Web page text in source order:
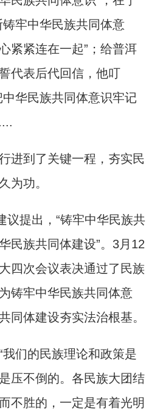
铸牢中华民族共同体意
紧紧连在一起”；给普洱
代表后代回信，他叮
华民族共同体意识牢记
到了关键一程，夯实民
为功。
提出，“铸牢中华民族共
民族共同体建设”。3月12
四次会议表决通过了民族
铸牢中华民族共同体意
同体建设夯实法治根基。
们的民族理论和政策是
压不倒的。各民族大团结
不胜的，一定是有着光明